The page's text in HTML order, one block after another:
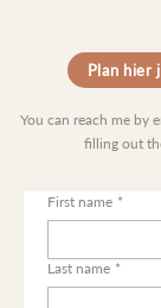
Plan hier
You can reach me by
filling out
First name *
Last name *